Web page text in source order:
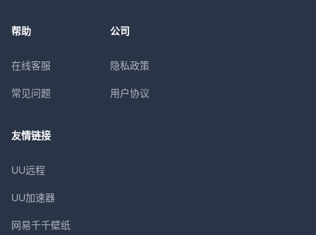
帮助
在线客服
常见问题
公司
隐私政策
用户协议
友情链接
UU远程
UU加速器
网易千千壁纸